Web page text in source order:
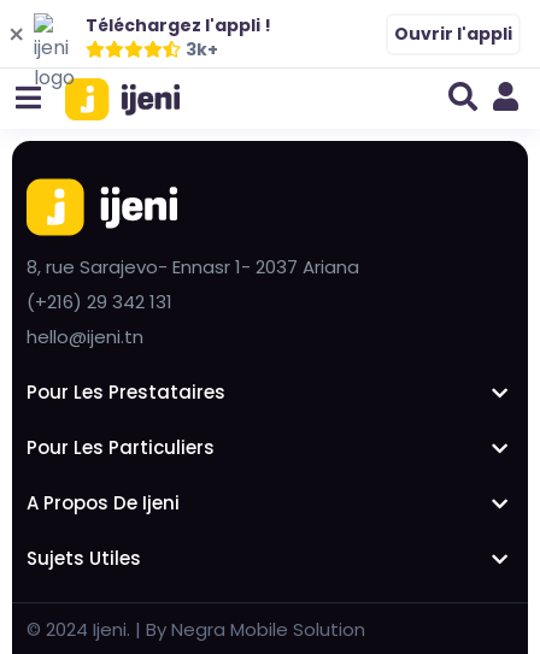
Téléchargez l'appli !
3k+
Ouvrir l'appli
8, rue Sarajevo- Ennasr 1- 2037 Ariana
(+216) 29 342 131
hello@ijeni.tn
Pour Les Prestataires
Pour Les Particuliers
A Propos De Ijeni
Sujets Utiles
© 2024 Ijeni. | By Negra Mobile Solution